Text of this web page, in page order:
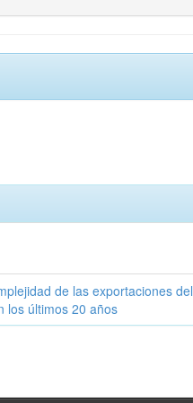
de las exportaciones del
los últimos 20 años